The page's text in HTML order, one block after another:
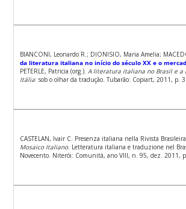
BIANCONI, Leonardo R.; DIONISIO, Maria Amelia;
da literatura italiana no início do século XX e o
PETERLE, Patricia (org.). A literatura italiana no Brasil e a
Itália: sob o olhar da tradução. Tubarão: Copiart, 2011, p.
CASTELAN, Ivair C. Presenza italiana nella Rivista
Mosaico Italiano. Letteratura italiana e traduzione nel
Novecento. Niterói: Comunità, ano VIII, n. 95, dez. 2011,